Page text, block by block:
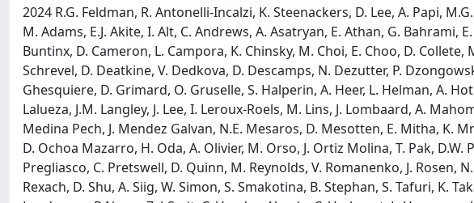
2024 R.G. Feldman, R. Antonelli-Incalzi, K. Steenackers, D. Lee, A. Papi,
M. Adams, E.J. Akite, I. Alt, C. Andrews, A. Asatryan, E. Athan, G. Bahrami,
Buntinx, D. Cameron, L. Campora, K. Chinsky, M. Choi, E. Choo, D.
Schrevel, D. Deatkine, V. Dedkova, D. Descamps, N. Dezutter, P.
Ghesquiere, D. Grimard, O. Gruselle, S. Halperin, A. Heer, L. Helman, A.
Lalueza, J.M. Langley, J. Lee, I. Leroux-Roels, M. Lins, J. Lombaard, A.
Medina Pech, J. Mendez Galvan, N.E. Mesaros, D. Mesotten, E. Mitha, K.
D. Ochoa Mazarro, H. Oda, A. Olivier, M. Orso, J. Ortiz Molina, T. Pak,
Pregliasco, C. Pretswell, D. Quinn, M. Reynolds, V. Romanenko, J. Rosen,
Rexach, D. Shu, A. Siig, W. Simon, S. Smakotina, B. Stephan, S. Tafuri, K.